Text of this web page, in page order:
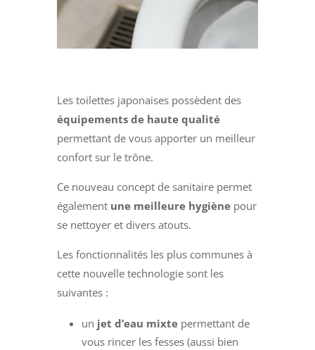
Les toilettes japonaises possèdent des
équipements de haute qualité
permettant de vous apporter un meilleur
confort sur le trône.
Ce nouveau concept de sanitaire permet
également une meilleure hygiènepour
se nettoyer et divers atouts.
Les fonctionnalités les plus communes à
cette nouvelle technologie sont les
suivantes :
un jet d’eau mixtepermettant de
vous rincer les fesses (aussi bien